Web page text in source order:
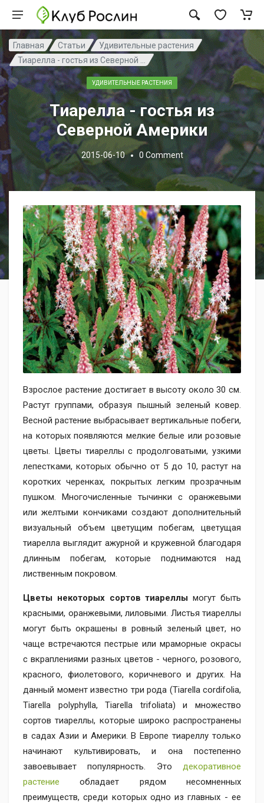
Главная Статьи
Удивительные растения
Тиарелла - гостья из Северной ...
УДИВИТЕЛЬНЫЕ РАСТЕНИЯ
Тиарелла - гостья из
Северной Америки
2015-06-10 0Comment
Взрослое растение достигает в высоту около 30 см.
Растут группами, образуя пышный зеленый ковер.
Весной растение выбрасывает вертикальные побеги,
на которых появляются мелкие белые или розовые
цветы. Цветы тиареллы с продолговатыми, узкими
лепестками, которых обычно от 5 до 10, растут на
коротких черенках, покрытых легким прозрачным
пушком. Многочисленные тычинки с оранжевыми
или желтыми кончиками создают дополнительный
визуальный объем цветущим побегам, цветущая
тиарелла выглядит ажурной и кружевной благодаря
длинным побегам, которые поднимаются над
лиственным покровом.
Цветы некоторых сортов тиареллы могут быть
красными, оранжевыми, лиловыми. Листья тиареллы
могут быть окрашены в ровный зеленый цвет, но
чаще встречаются пестрые или мраморные окрасы
с вкраплениями разных цветов - черного, розового,
красного, фиолетового, коричневого и других. На
данный момент известно три рода (Tiarella cordifolia,
Tiarella polyphylla, Tiarella trifoliata) и множество
сортов тиареллы, которые широко распространены
в садах Азии и Америки. В Европе тиареллу только
начинают культивировать, и она постепенно
завоевывает популярность. Это декоративное
растение обладает рядом несомненных
преимуществ, среди которых одно из главных - ее